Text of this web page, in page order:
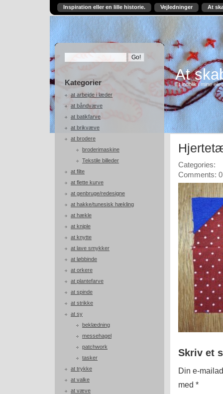
Inspiration eller en lille historie. Vejledninger At
Kategorier
at arbejde i læder
at båndvæve
at batikfarve
at brikvæve
at brodere
broderimaskine
Tekstile billeder
at filte
at flette kurve
at genbruge/redesigne
at hakke/tunesisk hækling
at hækle
at kniple
at knytte
at lave smykker
at løbbinde
at orkere
at plantefarve
at spinde
at strikke
at sy
beklædning
messehagel
patchwork
tasker
at trykke
at valke
at væve
At
Et indblik i mine
Categories:
Comments: 0
Skriv et
Din e-
med *